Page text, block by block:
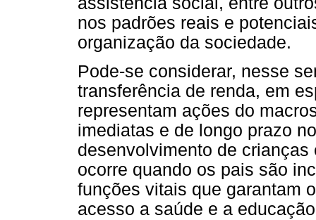
nos padrões reais e
organização da sociedade.
Pode-se considerar, nesse
transferência de renda, em
representam ações do
imediatas e de longo prazo
desenvolvimento de
ocorre quando os pais são
funções vitais que garantam
acesso a saúde e a